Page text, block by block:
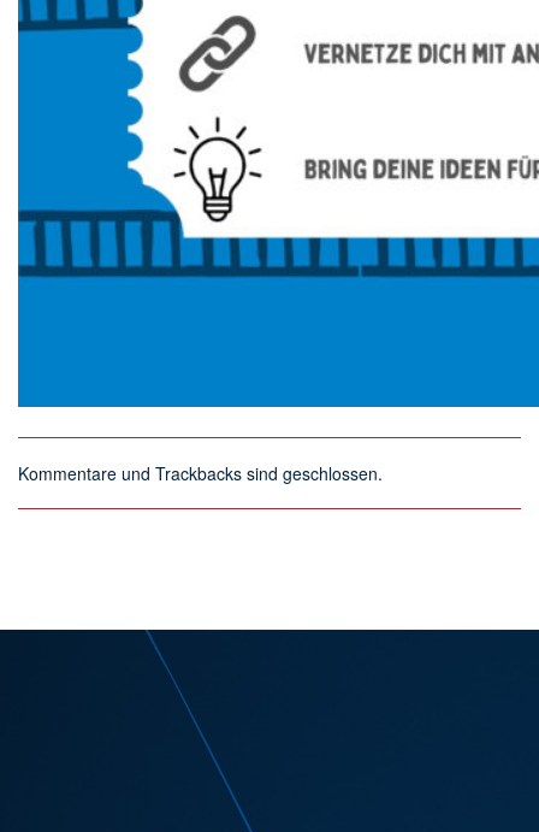
Kommentare und Trackbacks sind geschlossen.